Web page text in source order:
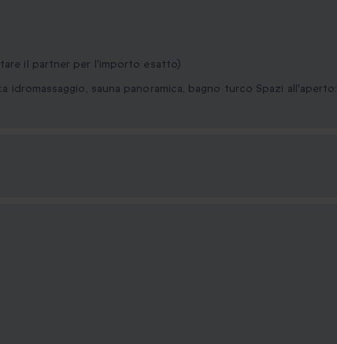
il partner per l'importo esatto)
idromassaggio, sauna panoramica, bagno turco Spazi all'aperto: